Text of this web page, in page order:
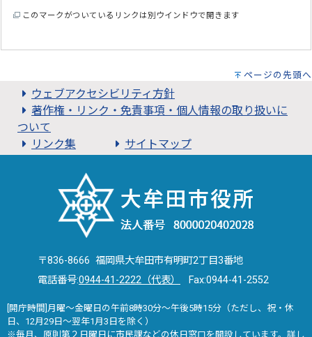
このマークがついているリンクは別ウインドウで開きます
ページの先頭へ
ウェブアクセシビリティ方針
著作権・リンク・免責事項・個人情報の取り扱いに
ついて
リンク集
サイトマップ
〒836-8666 福岡県大牟田市有明町2丁目3番地
電話番号:0944-41-2222（代表） Fax:0944-41-2552
[開庁時間]月曜～金曜日の午前8時30分～午後5時15分（ただし、祝・休
日、12月29日～翌年1月3日を除く）
※毎月、原則第２日曜日に市民課などの休日窓口を開設しています。詳し